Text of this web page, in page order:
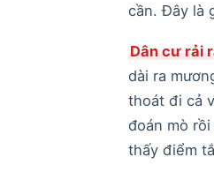
cần. Đây là
Dân cư rải
dài ra
thoát đi cả
đoán mò
thấy điểm